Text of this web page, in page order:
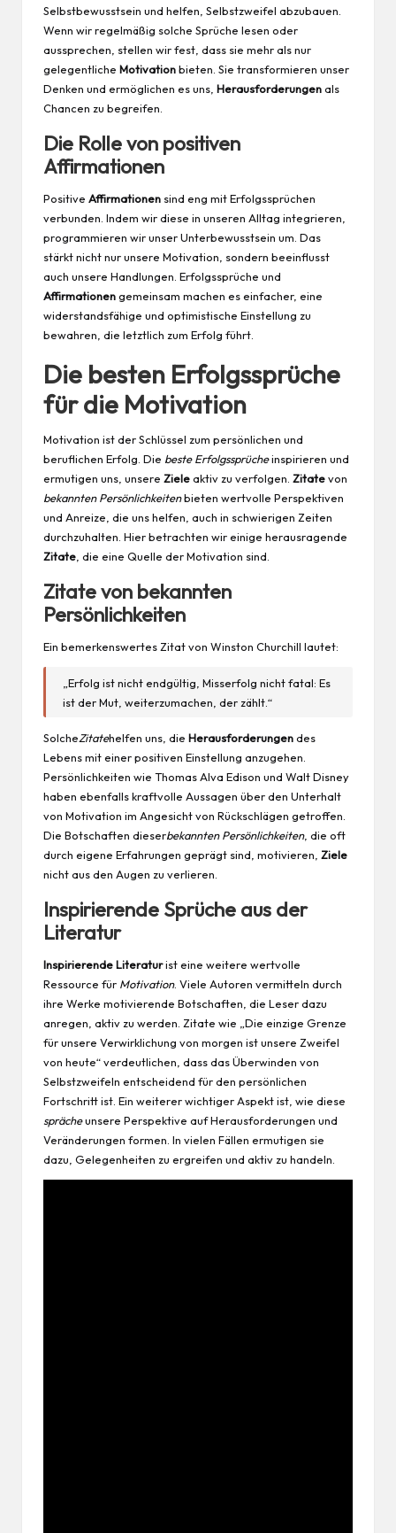
Selbstbewusstsein und helfen, Selbstzweifel abzubauen.
Wenn wir regelmäßig solche Sprüche lesen oder
aussprechen, stellen wir fest, dass sie mehr als nur
gelegentliche Motivationbieten. Sie transformieren unser
Denken und ermöglichen es uns, Herausforderungenals
Chancen zu begreifen.
Die Rolle von positiven
Affirmationen
Positive Affirmationen sind eng mit Erfolgssprüchen
verbunden. Indem wir diese in unseren Alltag integrieren,
programmieren wir unser Unterbewusstsein um. Das
stärkt nicht nur unsere Motivation, sondern beeinflusst
auch unsere Handlungen. Erfolgssprüche und
Affirmationengemeinsam machen es einfacher, eine
widerstandsfähige und optimistische Einstellung zu
bewahren, die letztlich zum Erfolg führt.
Die besten Erfolgssprüche
für die Motivation
Motivation ist der Schlüssel zum persönlichen und
beruflichen Erfolg. Die beste Erfolgssprücheinspirieren und
ermutigen uns, unsere Zieleaktiv zu verfolgen. Zitatevon
bekannten Persönlichkeitenbieten wertvolle Perspektiven
und Anreize, die uns helfen, auch in schwierigen Zeiten
durchzuhalten. Hier betrachten wir einige herausragende
Zitate, die eine Quelle der Motivation sind.
Zitate von bekannten
Persönlichkeiten
Ein bemerkenswertes Zitat von Winston Churchill lautet:
„Erfolg ist nicht endgültig, Misserfolg nicht fatal: Es
ist der Mut, weiterzumachen, der zählt.“
SolcheZitatehelfen uns, die Herausforderungendes
Lebens mit einer positiven Einstellung anzugehen.
Persönlichkeiten wie Thomas Alva Edison und Walt Disney
haben ebenfalls kraftvolle Aussagen über den Unterhalt
von Motivation im Angesicht von Rückschlägen getroffen.
Die Botschaften dieserbekannten Persönlichkeiten, die oft
durch eigene Erfahrungen geprägt sind, motivieren, Ziele
nicht aus den Augen zu verlieren.
Inspirierende Sprüche aus der
Literatur
Inspirierende Literaturist eine weitere wertvolle
Ressource für Motivation. Viele Autoren vermitteln durch
ihre Werke motivierende Botschaften, die Leser dazu
anregen, aktiv zu werden. Zitate wie „Die einzige Grenze
für unsere Verwirklichung von morgen ist unsere Zweifel
von heute“ verdeutlichen, dass das Überwinden von
Selbstzweifeln entscheidend für den persönlichen
Fortschritt ist. Ein weiterer wichtiger Aspekt ist, wie diese
sprächeunsere Perspektive auf Herausforderungen und
Veränderungen formen. In vielen Fällen ermutigen sie
dazu, Gelegenheiten zu ergreifen und aktiv zu handeln.